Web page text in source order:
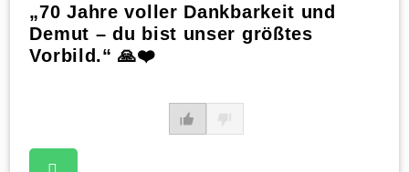
„70 Jahre voller Dankbarkeit und
Demut – du bist unser größtes
Vorbild.“ 🙏❤️